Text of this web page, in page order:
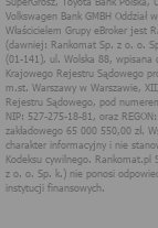
siedzibą w
przedsiębiorców
przez Sąd
Wydział
numerem KRS
oraz REGON:
na swoich
Zasady
użytkownika w
ze stron
Każdy